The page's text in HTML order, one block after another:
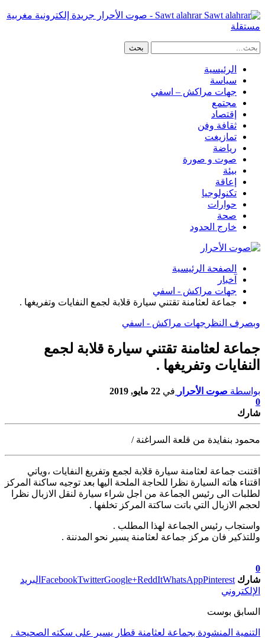
Sawt alahrar - صوت الأحرار جريدة إلكترونية مغربية
مستقلة
الرئيسية
سياسة
جهات مراكش – اسفي
مجتمع
إقتصاد
ثقافة وفن
تمازيغت
رياضة
صوت و صورة
بيئة
إعاقة
تكنولوجيا
حوارات
صحة
خارج الحدود
الصفحة الرئيسية
آخبار
جهات مراكش - اسفي
جماعة لعثامنة تقتني سيارة قلابة لجمع النفايات وتفريغها .
وبصرف النظر جهات مراكش - اسفي
جماعة لعثامنة تقتني سيارة قلابة لجمع
النفايات وتفريغها .
بواسطة صوت الأحرار في 22 مايو, 2019
0
شارك
محمود بنفايدة من قلعة السراغنة /
اقتنت جماعة لعثامنة سيارة قلابة لجمع وتفريغ النفايات ،وياتي
اقتناء هاته السيارة نظرا للحاجة الملحة اليها بعد توجيه ساكنة المركز
لطلبات الى رئيس الجماعة من اجل شراء سيارة لنقل الازبال نظرا
لحجم الازبال التي باتت ساكتة المركز تخلفها .
واستجاب رئيس الجماعة لهذا المطلب .
وللتذكير فان مركز جماعة لعثامنة يسير نحو المدننة .
0
شارك
FacebookTwitterGoogle+ReddItWhatsAppPinterest
البريد
الإلكتروني
السابق بوست
التنمية المنشودة بجماعة لعثامنة قطار يسير على سكته الصحيحة .